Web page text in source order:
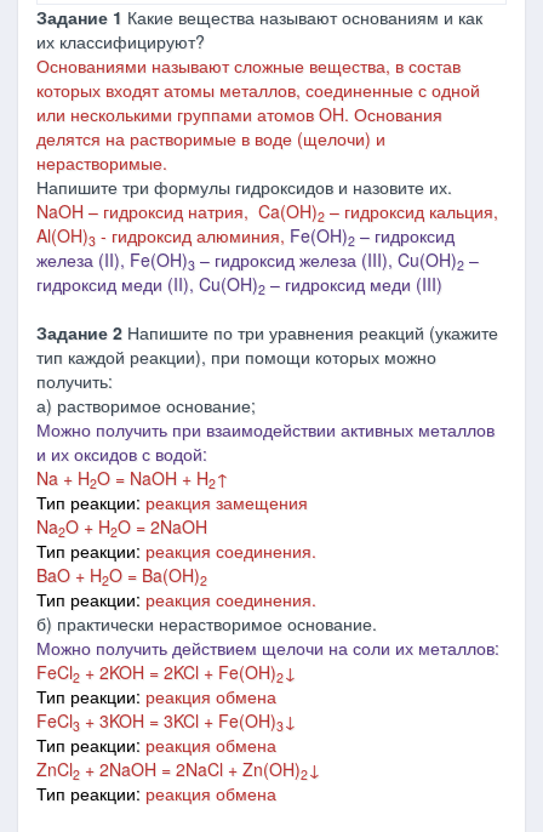
Задание 1 Какие вещества называют основаниям и как
их классифицируют?
Основаниями называют сложные вещества, в состав
которых входят атомы металлов, соединенные с одной
или несколькими группами атомов OH. Основания
делятся на растворимые в воде (щелочи) и
нерастворимые.
Напишите три формулы гидроксидов и назовите их.
NaOH – гидроксид натрия, Ca(OH)2 – гидроксид кальция,
Al(OH)3 - гидроксид алюминия, Fe(OH)2 – гидроксид
железа (II), Fe(OH)3 – гидроксид железа (III), Cu(OH)2 –
гидроксид меди (II), Cu(OH)2 – гидроксид меди (III)
Задание 2 Напишите по три уравнения реакций (укажите
тип каждой реакции), при помощи которых можно
получить:
а) растворимое основание;
Можно получить при взаимодействии активных металлов
и их оксидов с водой:
Na + H2O = NaOH + H2↑
Тип реакции: реакция замещения
Na2O + H2O = 2NaOH
Тип реакции: реакция соединения.
BaO + H2O = Ba(OH)2
Тип реакции: реакция соединения.
б) практически нерастворимое основание.
Можно получить действием щелочи на соли их металлов:
FeCl2 + 2KOH = 2KCl + Fe(OH)2↓
Тип реакции: реакция обмена
FeCl3 + 3KOH = 3KCl + Fe(OH)3↓
Тип реакции: реакция обмена
ZnCl2 + 2NaOH = 2NaCl + Zn(OH)2↓
Тип реакции: реакция обмена